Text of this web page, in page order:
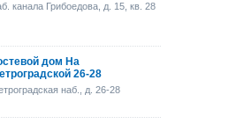
канала Грибоедова, д. 15, кв. 28
дом На
26-28
наб., д. 26-28